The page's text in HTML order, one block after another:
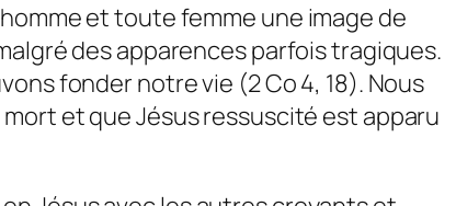
et toute femme une image de
des apparences parfois tragiques.
fonder notre vie (2 Co 4, 18). Nous
et que Jésus ressuscité est apparu